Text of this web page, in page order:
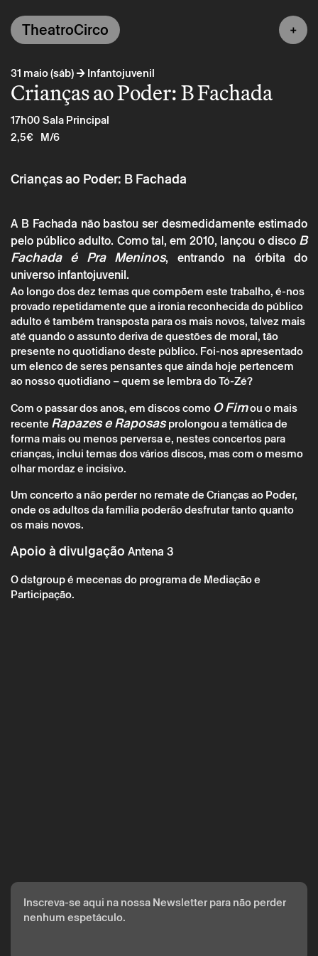
31 maio (sáb)→Infantojuvenil
Crianças ao Poder: B Fachada
17h00Sala Principal
2,5€ M/6
Crianças ao Poder: B Fachada
A B Fachada não bastou ser desmedidamente estimado
pelo público adulto. Como tal, em 2010, lançou o disco B
Fachada é Pra Meninos, entrando na órbita do
universo infantojuvenil.
Ao longo dos dez temas que compõem este trabalho, é-nos
provado repetidamente que a ironia reconhecida do público
adulto é também transposta para os mais novos, talvez mais
até quando o assunto deriva de questões de moral, tão
presente no quotidiano deste público. Foi-nos apresentado
um elenco de seres pensantes que ainda hoje pertencem
ao nosso quotidiano – quem se lembra do Tó-Zé?
Com o passar dos anos, em discos como O Fimou o mais
recente Rapazes e Raposasprolongou a temática de
forma mais ou menos perversa e, nestes concertos para
crianças, inclui temas dos vários discos, mas com o mesmo
olhar mordaz e incisivo.
Um concerto a não perder no remate de Crianças ao Poder,
onde os adultos da família poderão desfrutar tanto quanto
os mais novos.
Apoio à divulgação Antena 3
O dstgroup é mecenas do programa de Mediação e
Participação.
TheatroCirco
Inscreva-se aqui na nossa Newsletter para não perder
nenhum espetáculo.
Sábado 31 maio→Infantojuvenil
Crianças ao Poder: B Fachada